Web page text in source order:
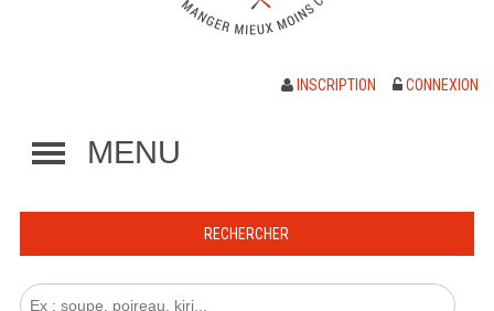
INSCRIPTION CONNEXION
MENU